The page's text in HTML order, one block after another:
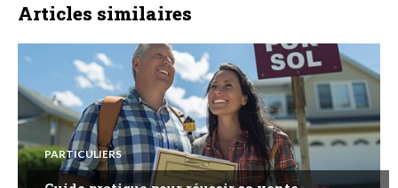
Articles similaires
PARTICULIERS